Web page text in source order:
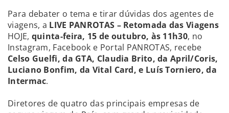
Para debater o tema e tirar dúvidas dos agentes de
viagens, a LIVE PANROTAS – Retomada das Viagens
HOJE, quinta-feira, 15 de outubro, às 11h30, no
Instagram, Facebook e Portal PANROTAS, recebe
Celso Guelfi, da GTA, Claudia Brito, da April/Coris,
Luciano Bonfim, da Vital Card, e Luís Torniero, da
Intermac.
Diretores de quatro das principais empresas de